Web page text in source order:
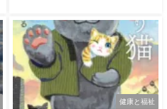
健康と福祉